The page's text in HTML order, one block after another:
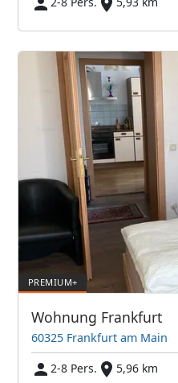
Wohnung Frankfurt
60325 Frankfurt am Main
2-8 Pers.
5,96 km